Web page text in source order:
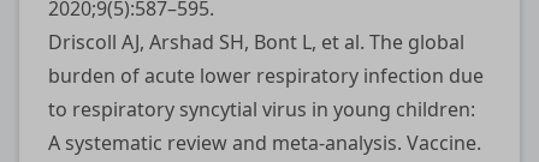
2020;9(5):587–595.
Driscoll AJ, Arshad SH, Bont L, et al. The global
burden of acute lower respiratory infection due
to respiratory syncytial virus in young children:
A systematic review and meta-analysis. Vaccine.